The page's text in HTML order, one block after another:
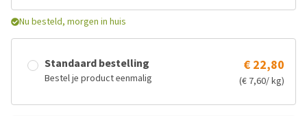
Nu besteld, morgen in huis
Standaard bestelling
Bestel je product eenmalig
€ 22,80
(€ 7,60/ kg)